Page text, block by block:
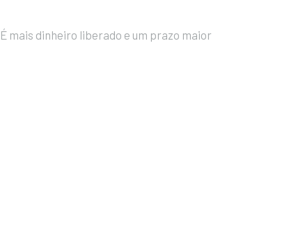
mais dinheiro liberado e um prazo maior